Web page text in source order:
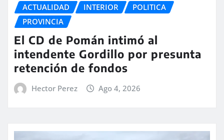
ACTUALIDAD INTERIOR
POLITICA
PROVINCIA
El CD de Pomán intimó al
intendente Gordillo por presunta
retención de fondos
Hector Perez Ago 4, 2026